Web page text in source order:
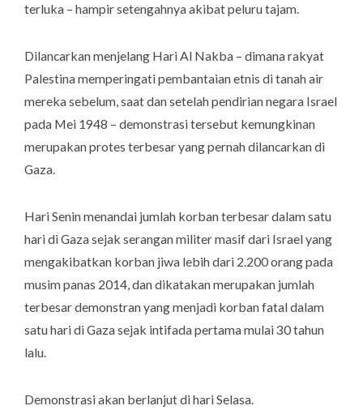
terluka – hampir setengahnya akibat peluru tajam.
Dilancarkan menjelang Hari Al Nakba – dimana rakyat
Palestina memperingati pembantaian etnis di tanah air
mereka sebelum, saat dan setelah pendirian negara Israel
pada Mei 1948 – demonstrasi tersebut kemungkinan
merupakan protes terbesar yang pernah dilancarkan di
Gaza.
Hari Senin menandai jumlah korban terbesar dalam satu
hari di Gaza sejak serangan militer masif dari Israel yang
mengakibatkan korban jiwa lebih dari 2.200 orang pada
musim panas 2014, dan dikatakan merupakan jumlah
terbesar demonstran yang menjadi korban fatal dalam
satu hari di Gaza sejak intifada pertama mulai 30 tahun
lalu.
Demonstrasi akan berlanjut di hari Selasa.